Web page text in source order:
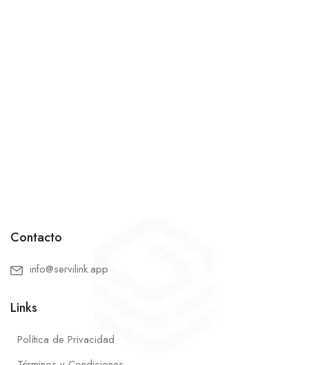
Contacto
info@servilink.app
Links
Política de Privacidad